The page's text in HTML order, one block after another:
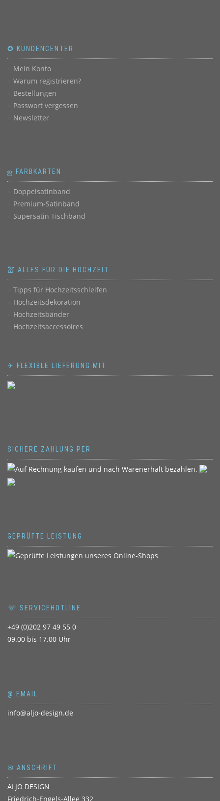
✪ KUNDENCENTER
Mein Konto
Warum registrieren?
Bestellungen
Passwort vergessen
Newsletter
ஐ FARBKARTEN
Doppelsatinband
Premium-Satinband
Supersatin Tischband
💒 ALLES FÜR DIE HOCHZEIT
Tipps für Hochzeitsschleifen
Hochzeitsdekoration
Hochzeitsbänder
Hochzeitsaccessoires
✈ FLEXIBLE LIEFERUNG MIT
SICHERE ZAHLUNG PER
GEPRÜFTE LEISTUNG
☏ SERVICEHOTLINE
+49 (0)202 97 49 55 0
09.00 bis 17.00 Uhr
@ EMAIL
info@aljo-design.de
✉ ANSCHRIFT
ALJO DESIGN
Friedrich-Engels-Allee 332